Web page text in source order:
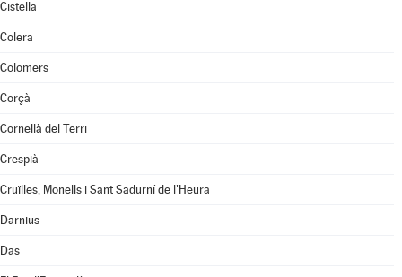
Cistella
Colera
Colomers
Corçà
Cornellà del Terri
Crespià
Cruïlles, Monells i Sant Sadurní de l'Heura
Darnius
Das